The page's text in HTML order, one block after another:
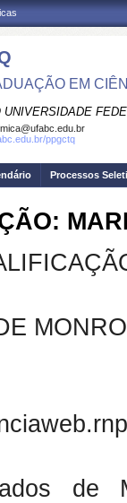
EM
UNIVERSIDADE
ppgctq
Processos
de